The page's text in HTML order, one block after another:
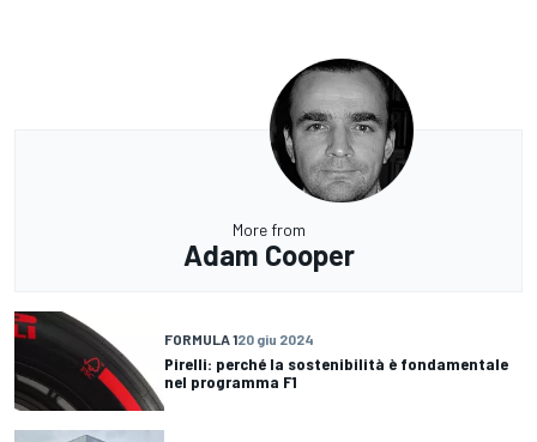
More from
Adam Cooper
FORMULA 120 giu 2024
Pirelli: perché la sostenibilità è fondamentale
nel programma F1